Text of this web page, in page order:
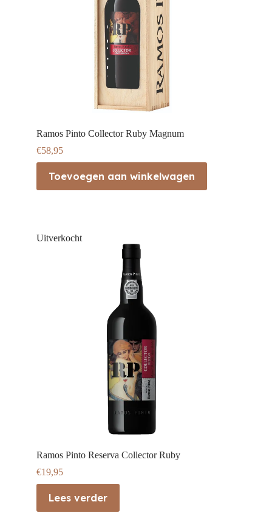
Ramos Pinto Collector Ruby Magnum
€58,95
Toevoegen aan winkelwagen
Uitverkocht
Ramos Pinto Reserva Collector Ruby
€19,95
Lees verder